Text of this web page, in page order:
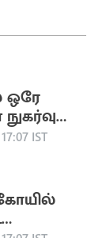
ஒரே
IST